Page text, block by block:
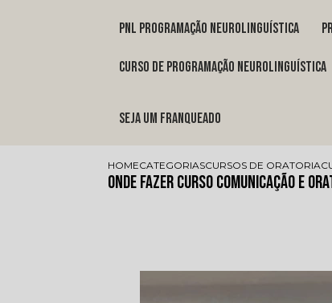
pnl programação neurolinguística
curso de programação neurolinguística
Seja um franqueado
HOMECATEGORIASCURSOS DE ORATORIA
Onde Fazer Curso Comunicação e